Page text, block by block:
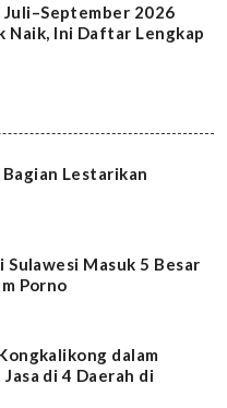
2026
Naik, Ini Daftar Lengkap
Lestarikan
Masuk 5 Besar
Porno
dalam
di 4 Daerah di